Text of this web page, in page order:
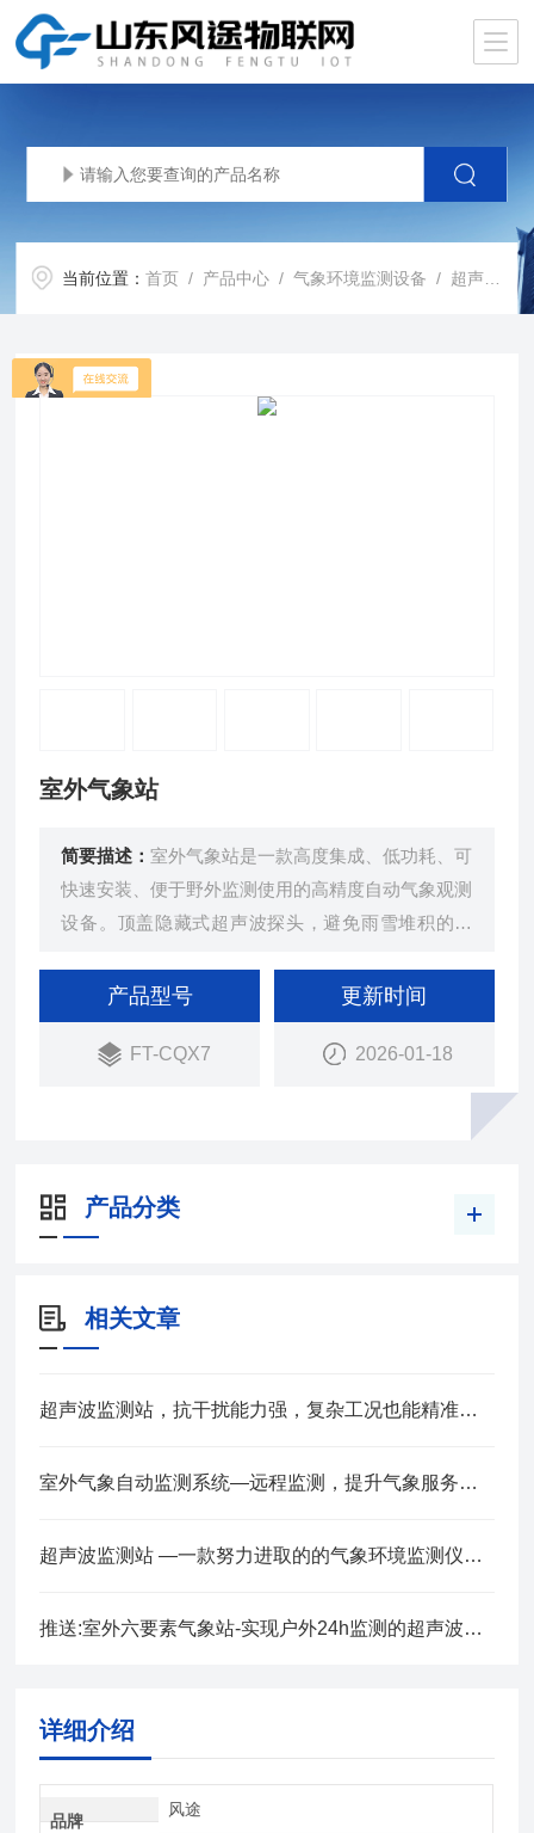
当前位置：首页 / 产品中心 /气象环境监测设备 / 超声波监测站
室外气象站
简要描述：室外气象站是一款高度集成、低功耗、可
快速安装、便于野外监测使用的高精度自动气象观测
设备。顶盖隐藏式超声波探头，避免雨雪堆积的干
产品型号
FT-CQX7
更新时间
2026-01-18
产品分类
相关文章
超声波监测站，抗干扰能力强，复杂工况也能精准采集数据
室外气象自动监测系统—远程监测，提升气象服务准确性2024全+境+派+送
超声波监测站 —一款努力进取的的气象环境监测仪器 @2023已更新
推送:室外六要素气象站-实现户外24h监测的超声波监测站 （顺+丰+包+邮）
详细介绍
品牌
风途